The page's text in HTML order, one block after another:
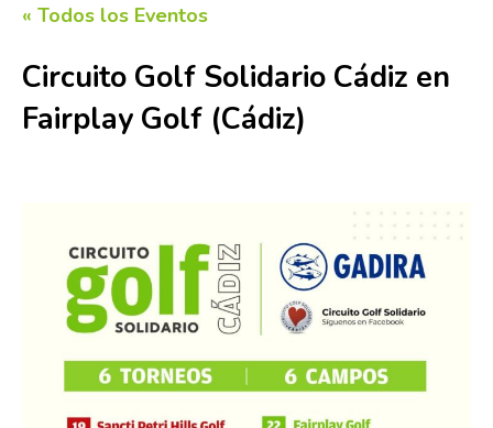
« Todos los Eventos
Circuito Golf Solidario Cádiz en
Fairplay Golf (Cádiz)